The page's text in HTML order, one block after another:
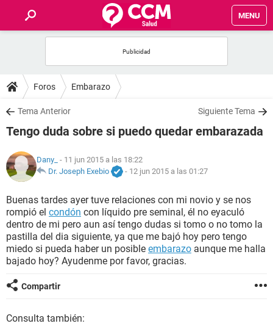
MENU
FOROS
SALUD
FAMILIA
NUTRICIÓN
BIENESTAR
SEXUALIDAD
GLOSARIO
Foros Embarazo
Tema Anterior Siguiente Tema
Tengo duda sobre si puedo quedar embarazada
Dany_ - 11 jun 2015 a las 18:22
Dr. Joseph Exebio
- 12 jun 2015 a las 01:27
Buenas tardes ayer tuve relaciones con mi novio y se nos
rompió el condón con líquido pre seminal, él no eyaculó
dentro de mi pero aun así tengo dudas si tomo o no tomo la
pastilla del dia siguiente, ya que me bajó hoy pero tengo
miedo si pueda haber un posible embarazo aunque me halla
bajado hoy? Ayudenme por favor, gracias.
Compartir
Consulta también: